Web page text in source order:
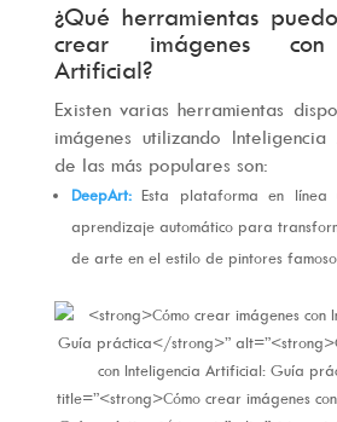
¿Qué herramientas
crear imágenes con
Artificial?
Existen varias herramientas
imágenes utilizando
de las más populares son:
DeepArt:Esta plataforma en línea
aprendizaje automático para
de arte en el estilo de pintores